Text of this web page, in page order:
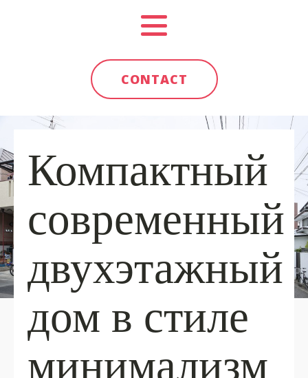
CONTACT
Компактный
современный
двухэтажный
дом в стиле
минимализм